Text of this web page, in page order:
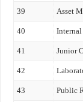
39 Asset
40
41 Junior
42
43 Public